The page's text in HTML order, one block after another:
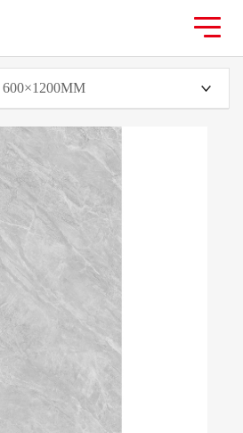
600×1200MM